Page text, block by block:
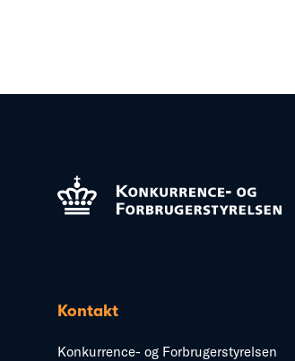
Kontakt
Konkurrence- og Forbrugerstyrelsen